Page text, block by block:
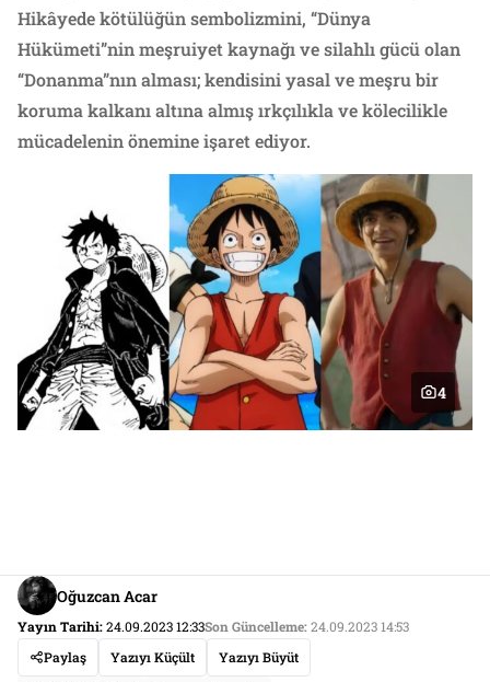
Hikâyede kötülüğün sembolizmini, “Dünya
Hükümeti”nin meşruiyet kaynağı ve silahlı gücü olan
“Donanma”nın alması; kendisini yasal ve meşru bir
koruma kalkanı altına almış ırkçılıkla ve kölecilikle
mücadelenin önemine işaret ediyor.
4
Oğuzcan Acar
Yayın Tarihi:24.09.2023 12:33Son Güncelleme:24.09.2023 14:53
Paylaş
Yazıyı Küçült Yazıyı Büyüt